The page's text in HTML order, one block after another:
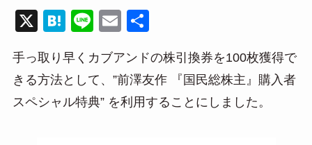
X
H
e
n
a
Li
e
E
ail
手っ取り早くカブアンドの株引換券を100枚獲得で
きる方法として、”前澤友作 『国民総株主』購入者
スペシャル特典” を利用することにしました。